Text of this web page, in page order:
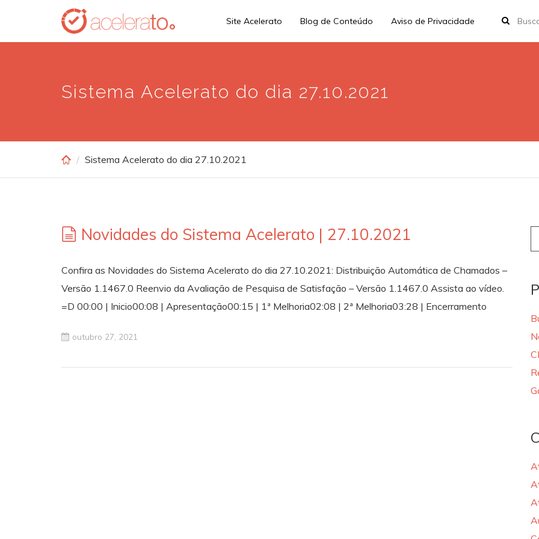
main
Site Acelerato Blog de Conteúdo Aviso de Privacidade
Sistema Acelerato do dia 27.10.2021
Sistema Acelerato do dia 27.10.2021
Novidades do Sistema Acelerato | 27.10.2021
Confira as Novidades do Sistema Acelerato do dia 27.10.2021: Distribuição Automática de Chamados –
Versão 1.1467.0 Reenvio da Avaliação de Pesquisa de Satisfação – Versão 1.1467.0 Assista ao vídeo.
=D 00:00 | Inicio00:08 | Apresentação00:15 | 1ª Melhoria02:08 | 2ª Melhoria03:28 | Encerramento
outubro 27, 2021